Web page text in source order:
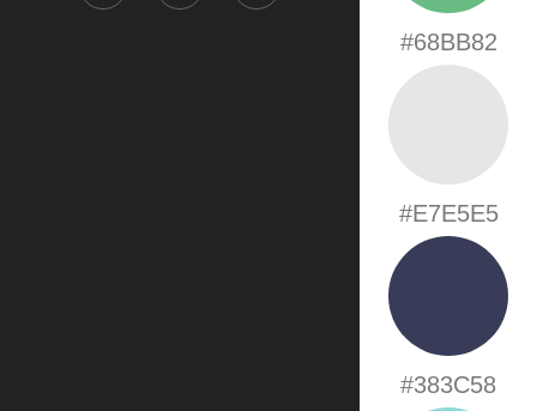
#68BB82
#E7E5E5
#383C58